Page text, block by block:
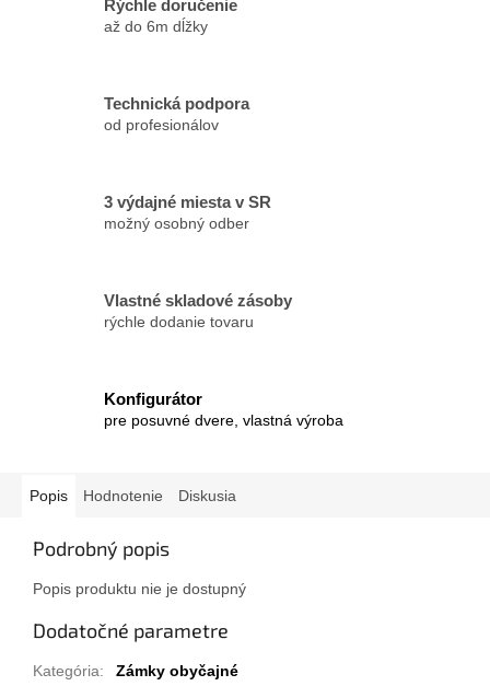
Rýchle doručenie
až do 6m dĺžky
Technická podpora
od profesionálov
3 výdajné miesta v SR
možný osobný odber
Vlastné skladové zásoby
rýchle dodanie tovaru
Konfigurátor
pre posuvné dvere, vlastná výroba
Popis Hodnotenie Diskusia
Podrobný popis
Popis produktu nie je dostupný
Dodatočné parametre
Kategória:
Zámky obyčajné